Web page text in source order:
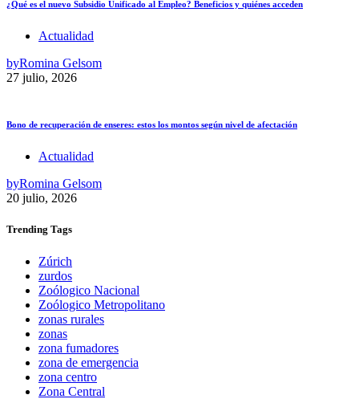
¿Qué es el nuevo Subsidio Unificado al Empleo? Beneficios y quiénes acceden
Actualidad
byRomina Gelsom
27 julio, 2026
Bono de recuperación de enseres: estos los montos según nivel de afectación
Actualidad
byRomina Gelsom
20 julio, 2026
Trending Tags
Zúrich
zurdos
Zoólogico Nacional
Zoólogico Metropolitano
zonas rurales
zonas
zona fumadores
zona de emergencia
zona centro
Zona Central